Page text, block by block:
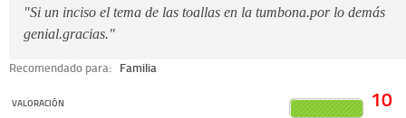
"Si un inciso el tema de las toallas en la tumbona.por lo demás
genial.gracias."
Recomendado para: Familia
VALORACIÓN 10